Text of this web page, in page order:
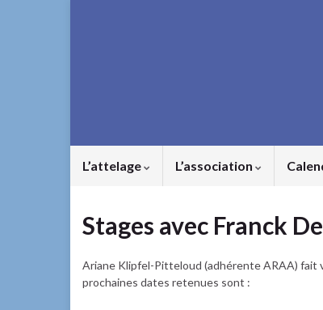
L’attelage L’association
Stages avec Franck
Ariane Klipfel-Pitteloud (adhérente ARAA) fait
prochaines dates retenues sont :